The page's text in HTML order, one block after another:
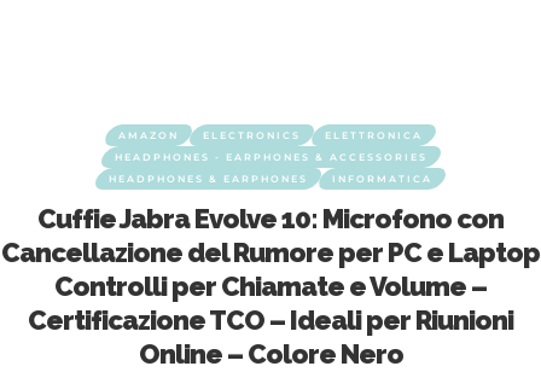
AMAZON ELECTRONICS
ELETTRONICA
HEADPHONES - EARPHONES & ACCESSORIES
HEADPHONES & EARPHONES
INFORMATICA
Cuffie Jabra Evolve 10: Microfono con
Cancellazione del Rumore per PC e Laptop
Controlli per Chiamate e Volume –
Certificazione TCO – Ideali per Riunioni
Online – Colore Nero